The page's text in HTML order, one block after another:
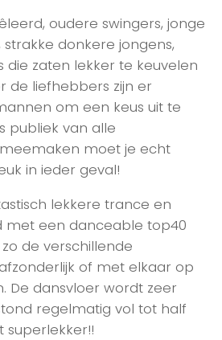
oudere swingers, jonge
donkere jongens,
die zaten lekker te keuvelen
de liefhebbers zijn er
om een keus uit te
publiek van alle
moet je echt
in ieder geval!
lekkere trance en
met een danceable top40
de verschillende
of met elkaar op
De dansvloer wordt zeer
regelmatig vol tot half
superlekker!!